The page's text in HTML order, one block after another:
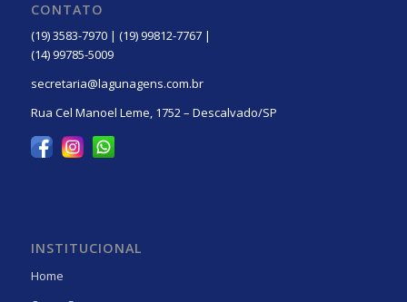
CONTATO
(19) 3583-7970 | (19) 99812-7767 |
(14) 99785-5009
secretaria@lagunagens.com.br
Rua Cel Manoel Leme, 1752 – Descalvado/SP
INSTITUCIONAL
Home